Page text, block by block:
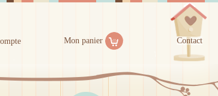
Mon panier Contact